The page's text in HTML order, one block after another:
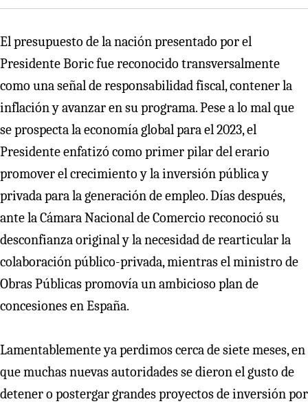
El presupuesto de la nación presentado por el
Presidente Boric fue reconocido transversalmente
como una señal de responsabilidad fiscal, contener la
inflación y avanzar en su programa. Pese a lo mal que
se prospecta la economía global para el 2023, el
Presidente enfatizó como primer pilar del erario
promover el crecimiento y la inversión pública y
privada para la generación de empleo. Días después,
ante la Cámara Nacional de Comercio reconoció su
desconfianza original y la necesidad de rearticular la
colaboración público-privada, mientras el ministro de
Obras Públicas promovía un ambicioso plan de
concesiones en España.
Lamentablemente ya perdimos cerca de siete meses, en
que muchas nuevas autoridades se dieron el gusto de
detener o postergar grandes proyectos de inversión por